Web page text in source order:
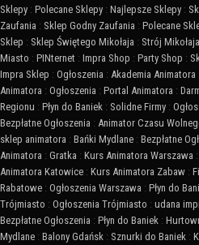
Sklepy : Polecane Sklepy : Najlepsze Sklepy :
Zaufania : Sklep Godny Zaufania : Polecane
Sklep : Sklep Świętego Mikołaja : Strój Mikołaja
Miasto : PINternet : Impra Shop : Party Shop :
Impra Sklep : Ogłoszenia : Akademia Animatora
Animatora : Ogłoszenia : Portal Animatora :
Regionu : Płyn do Baniek : Solidne Firmy :
Bezpłatne Ogłoszenia : Animator Czasu
sklep animatora : Bańki Mydlane : Bezpłatne
Animatora : Gratka : Kurs Animatora Warszawa :
Animatora Katowice : Kurs Animatora Zabaw :
Rabatowe : Ogłoszenia Warszawa : Płyn do
Trójmiasto : Ogłoszenia Trójmiasto : udana
Bezpłatne Ogłoszenia : Płyn do Baniek :
Mydlane : Balony Gdańsk : Sznurki do Baniek :